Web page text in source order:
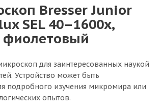
Bresser Junior
SEL 40–1600x,
фиолетовый
для заинтересованных наукой
Устройство может быть
подробного изучения микромира или
опытов.